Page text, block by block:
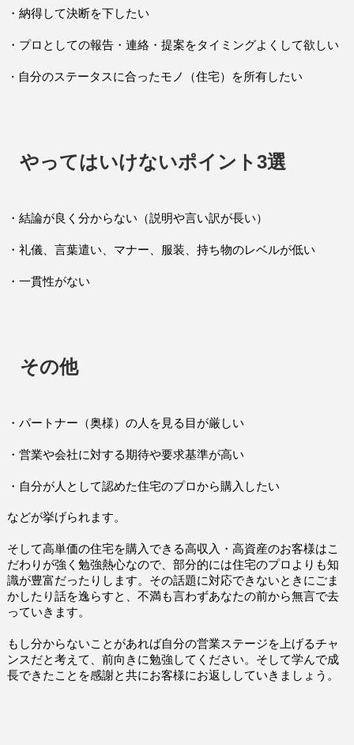
・納得して決断を下したい
・プロとしての報告・連絡・提案をタイミングよくして欲しい
・ 自分のステータスに合ったモノ（住宅）を所有したい
やってはいけないポイント3選
・結論が良く分からない（説明や言い訳が長い）
・礼儀、言葉遣い、マナー、服装、持ち物のレベルが低い
・一貫性がない
その他
・パートナー（奥様）の人を見る目が厳しい
・営業や会社に対する期待や要求基準が高い
・自分が人として認めた住宅のプロから購入したい
などが挙げられます。
そして高単価の住宅を購入できる高収入・高資産のお客様はこ
だわりが強く勉強熱心なので、部分的には住宅のプロよりも知
識が豊富だったりします。その話題に対応できないときにごま
かしたり話を逸らすと、不満も言わずあなたの前から無言で去
っていきます。
もし分からないことがあれば自分の営業ステージを上げるチャ
ンスだと考えて、前向きに勉強してください。そして学んで成
長できたことを感謝と共にお客様にお返ししていきましょう。